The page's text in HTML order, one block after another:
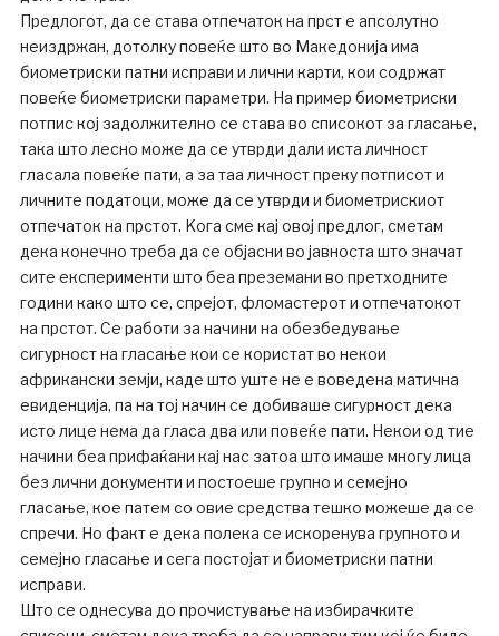
Предлогот, да се става отпечаток на прст е апсолутно
неиздржан, дотолку повеќе што во Македонија има
биометриски патни исправи и лични карти, кои содржат
повеќе биометриски параметри. На пример биометриски
потпис кој задолжително се става во списокот за гласање,
така што лесно може да се утврди дали иста личност
гласала повеќе пати, а за таа личност преку потписот и
личните податоци, може да се утврди и биометрискиот
отпечаток на прстот. Kога сме кај овој предлог, сметам
дека конечно треба да се објасни во јавноста што значат
сите експерименти што беа преземани во претходните
години како што се, спрејот, фломастерот и отпечатокот
на прстот. Се работи за начини на обезбедување
сигурност на гласање кои се користат во некои
африкански земји, каде што уште не е воведена матична
евиденција, па на тој начин се добиваше сигурност дека
исто лице нема да гласа два или повеќе пати. Некои од тие
начини беа прифаќани кај нас затоа што имаше многу лица
без лични документи и постоеше групно и семејно
гласање, кое патем со овие средства тешко можеше да се
спречи. Но факт е дека полека се искоренува групното и
семејно гласање и сега постојат и биометриски патни
исправи.
Што се однесува до прочистување на избирачките